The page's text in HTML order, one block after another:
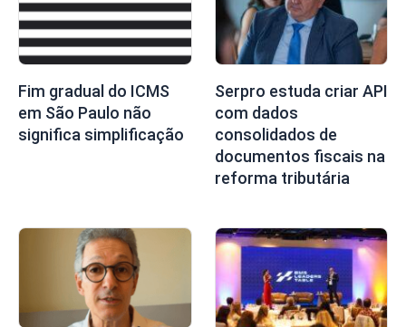
Fim gradual do ICMS
em São Paulo não
significa simplificação
Serpro estuda criar API
com dados
consolidados de
documentos fiscais na
reforma tributária